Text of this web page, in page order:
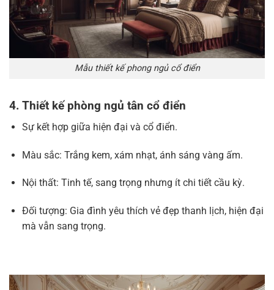
Mẫu thiết kế phong ngủ cổ điển
4. Thiết kế phòng ngủ tân cổ điển
Sự kết hợp giữa hiện đại và cổ điển.
Màu sắc: Trắng kem, xám nhạt, ánh sáng vàng ấm.
Nội thất: Tinh tế, sang trọng nhưng ít chi tiết cầu kỳ.
Đối tượng: Gia đình yêu thích vẻ đẹp thanh lịch, hiện đại
mà vẫn sang trọng.